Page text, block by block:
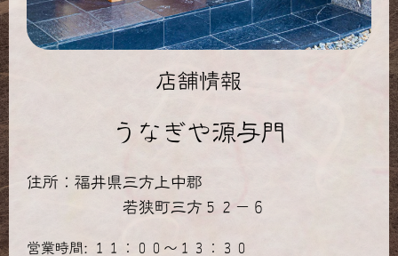
店舗情報
うなぎや源与門
住所：福井県三方上中郡
若狭町三方５２－６
営業時間: １１：００～１３：３０